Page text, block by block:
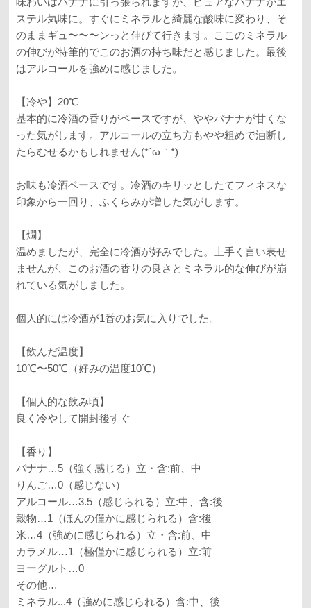
ステル気味に。すぐにミネラルと綺麗な酸味に変わり、そ
のままギュ〜〜〜ンっと伸びて行きます。ここのミネラル
の伸びが特筆的でこのお酒の持ち味だと感じました。最後
はアルコールを強めに感じました。
【冷や】20℃
基本的に冷酒の香りがベースですが、ややバナナが甘くな
った気がします。アルコールの立ち方もやや粗めで油断し
たらむせるかもしれません(*´ω｀*)
お味も冷酒ベースです。冷酒のキリッとしたてフィネスな
印象から一回り、ふくらみが増した気がします。
【燗】
温めましたが、完全に冷酒が好みでした。上手く言い表せ
ませんが、このお酒の香りの良さとミネラル的な伸びが崩
れている気がしました。
個人的には冷酒が1番のお気に入りでした。
【飲んだ温度】
10℃〜50℃（好みの温度10℃）
【個人的な飲み頃】
良く冷やして開封後すぐ
【香り】
バナナ…5（強く感じる）立・含:前、中
りんご…0（感じない）
アルコール…3.5（感じられる）立:中、含:後
穀物…1（ほんの僅かに感じられる）含:後
米…4（強めに感じられる）立・含:前、中
カラメル…1（極僅かに感じられる）立:前
ヨーグルト…0
その他…
ミネラル...4（強めに感じられる）含:中、後